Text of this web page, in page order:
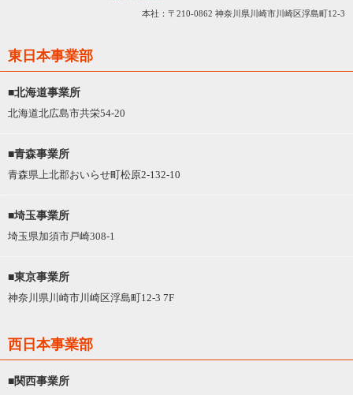
本社：〒210-0862 神奈川県川崎市川崎区浮島町12-3
東日本事業部
■北海道事業所
北海道北広島市共栄54-20
■青森事業所
青森県上北郡おいらせ町松原2-132-10
■埼玉事業所
埼玉県加須市戸崎308-1
■東京事業所
神奈川県川崎市川崎区浮島町12-3 7F
西日本事業部
■関西事業所